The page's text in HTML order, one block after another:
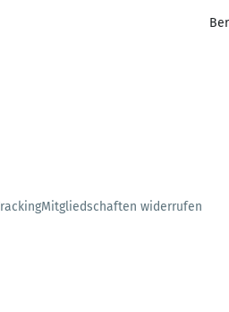
Mitgliedschaften widerrufen